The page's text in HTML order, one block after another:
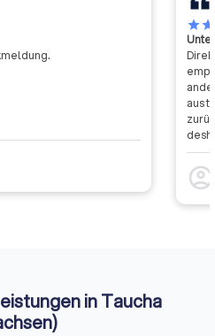
starstar
aus
dass
account_circle
in Taucha